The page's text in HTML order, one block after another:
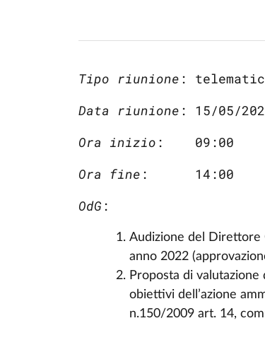
Tipo riunione :
Data riunione : 15/05/
Ora inizio :    09:00
Ora fine :      14:00
OdG :
Audizione del Direttore
anno 2022
Proposta di
obiettivi dell’azione
n.150/2009 art. 14,